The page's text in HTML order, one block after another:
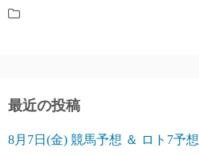
最近の投稿
8月7日(金) 競馬予想 ＆ ロト7予想